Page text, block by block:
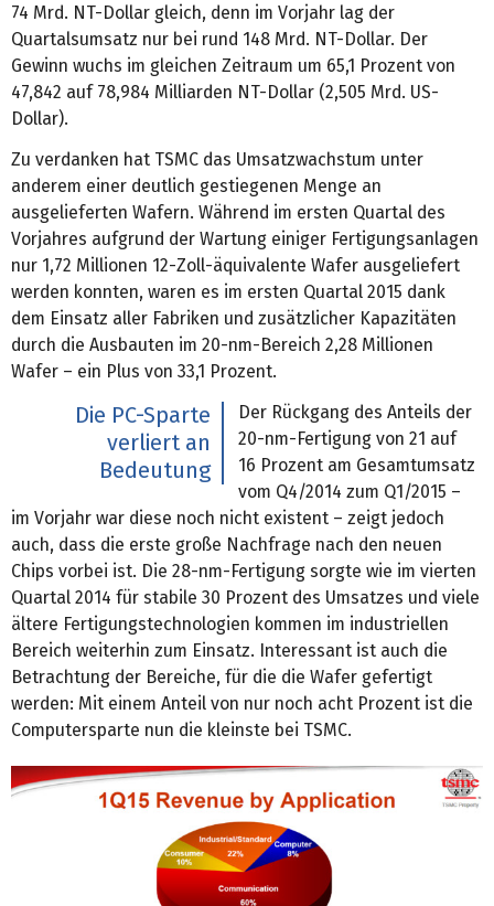
74 Mrd. NT-Dollar gleich, denn im Vorjahr lag der
Quartalsumsatz nur bei rund 148 Mrd. NT-Dollar. Der
Gewinn wuchs im gleichen Zeitraum um 65,1 Prozent von
47,842 auf 78,984 Milliarden NT-Dollar (2,505 Mrd. US-
Dollar).
Zu verdanken hat TSMC das Umsatzwachstum unter
anderem einer deutlich gestiegenen Menge an
ausgelieferten Wafern. Während im ersten Quartal des
Vorjahres aufgrund der Wartung einiger Fertigungsanlagen
nur 1,72 Millionen 12-Zoll-äquivalente Wafer ausgeliefert
werden konnten, waren es im ersten Quartal 2015 dank
dem Einsatz aller Fabriken und zusätzlicher Kapazitäten
durch die Ausbauten im 20-nm-Bereich 2,28 Millionen
Wafer – ein Plus von 33,1 Prozent.
Die PC-Sparte
verliert an
Bedeutung
Der Rückgang des Anteils der
20-nm-Fertigung von 21 auf
16 Prozent am Gesamtumsatz
vom Q4/2014 zum Q1/2015 –
im Vorjahr war diese noch nicht existent – zeigt jedoch
auch, dass die erste große Nachfrage nach den neuen
Chips vorbei ist. Die 28-nm-Fertigung sorgte wie im vierten
Quartal 2014 für stabile 30 Prozent des Umsatzes und viele
ältere Fertigungstechnologien kommen im industriellen
Bereich weiterhin zum Einsatz. Interessant ist auch die
Betrachtung der Bereiche, für die die Wafer gefertigt
werden: Mit einem Anteil von nur noch acht Prozent ist die
Computersparte nun die kleinste bei TSMC.